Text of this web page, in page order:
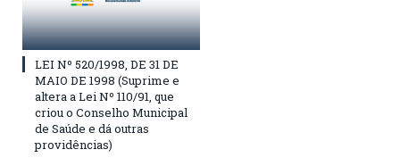
LEI Nº 520/1998, DE 31 DE
MAIO DE 1998 (Suprime e
altera a Lei Nº 110/91, que
criou o Conselho Municipal
de Saúde e dá outras
providências)